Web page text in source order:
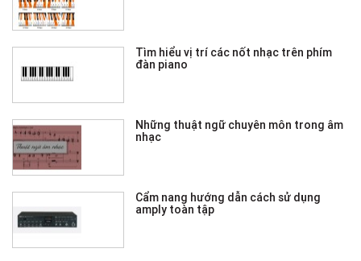
Tìm hiểu vị trí các nốt nhạc trên phím
đàn piano
Những thuật ngữ chuyên môn trong âm
nhạc
Cẩm nang hướng dẫn cách sử dụng
amply toàn tập